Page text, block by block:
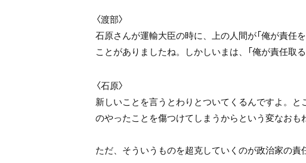
〈渡部〉
石原さんが運輸大臣の時に、上の人間が「俺が責任
ことがありましたね。しかしいまは、「俺が責任取
〈石原〉
新しいことを言うとわりとついてくるんですよ。
のやったことを傷つけてしまうからという変なおも
ただ、そういうものを超克していくのが政治家の責